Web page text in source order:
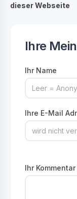
dieser Webseite
Ihre
Ihr Name
Ihre E-Mail
Ihr Kommentar